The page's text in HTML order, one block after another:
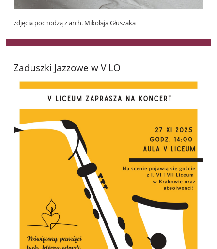
zdjęcia pochodzą z arch. Mikołaja Głuszaka
Zaduszki Jazzowe w V LO